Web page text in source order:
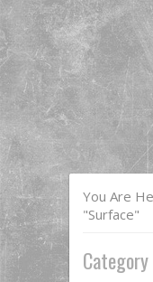
You Are
"surface"